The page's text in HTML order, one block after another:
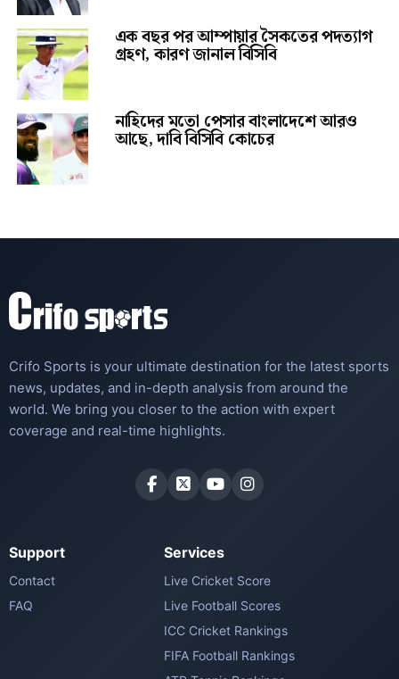
এক বছর পর আম্পায়ার সৈকতের পদত্যাগ
গ্রহণ, কারণ জানাল বিসিবি
নাহিদের মতো পেসার বাংলাদেশে আরও
আছে, দাবি বিসিবি কোচের
Crifo Sports is your ultimate destination for the latest sports
news, updates, and in-depth analysis from around the
world. We bring you closer to the action with expert
coverage and real-time highlights.
Support
Contact
FAQ
Services
Live Cricket Score
Live Football Scores
ICC Cricket Rankings
FIFA Football Rankings